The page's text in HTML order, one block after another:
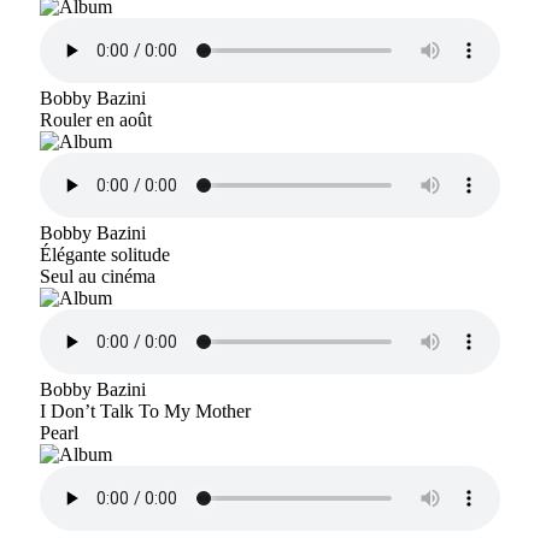
Bobby Bazini
Rouler en août
Bobby Bazini
Élégante solitude
Seul au cinéma
Bobby Bazini
I Don’t Talk To My Mother
Pearl